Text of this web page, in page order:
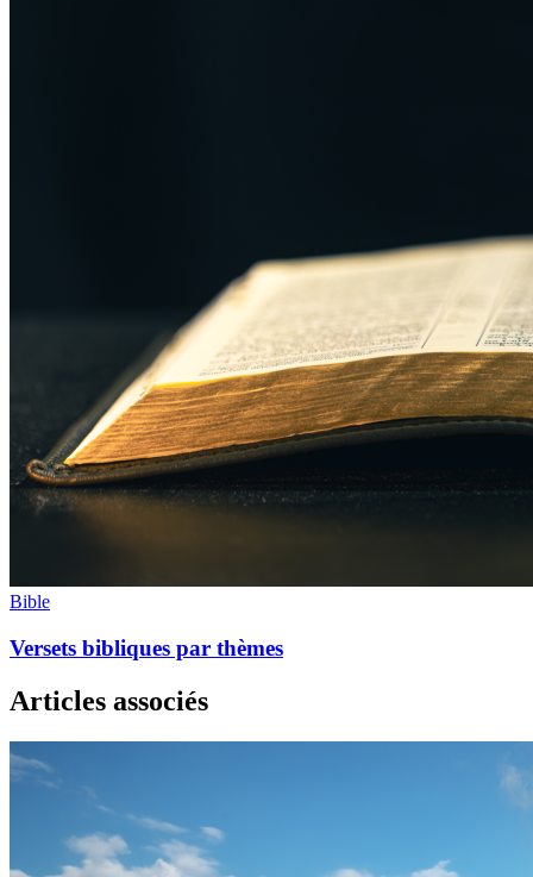
Bible
Versets bibliques par thèmes
Articles associés